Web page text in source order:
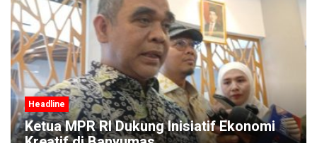
Ekonomi
Headline
Polisi Amankan Sembilan